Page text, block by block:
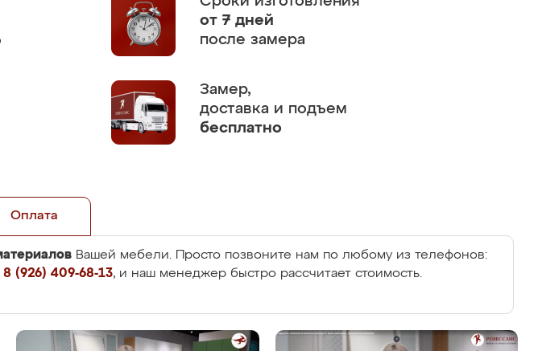
от 7 дней
после замера
Замер,
доставка и подъем
бесплатно
Оплата
Вашей мебели. Просто позвоните нам по любому из телефонов:
8 (926) 409-68-13, и наш менеджер быстро рассчитает стоимость.